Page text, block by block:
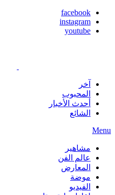
facebook
instagram
youtube
آخر
المحبوب
أحدث الأخبار
الشائع
Menu
مشاهير
عالم الفن
المعارض
موضة
الفيديو